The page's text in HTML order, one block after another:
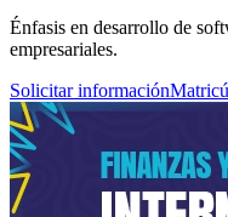
Énfasis en desarrollo de
empresariales.
Solicitar información